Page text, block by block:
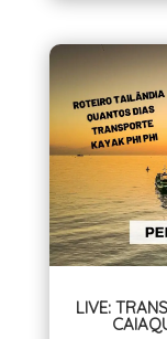
LIVE: